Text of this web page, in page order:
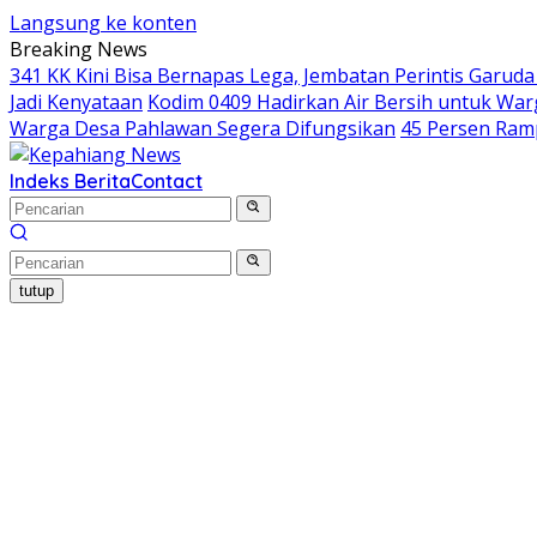
Langsung ke konten
Breaking News
341 KK Kini Bisa Bernapas Lega, Jembatan Perintis
Jadi Kenyataan Kodim 0409 Hadirkan Air Bersih untuk
Warga Desa Pahlawan Segera Difungsikan 45 Persen
Indeks BeritaContact
tutup